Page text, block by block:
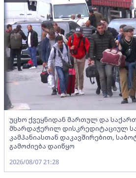
უცხო ქვეყნიდან მართულ და
მხარდაჭერილ დისკრედიტაციულ
კამპანიასთან დაკავშირებით,
გამოძიება დაიწყო
2026/08/07 21:28